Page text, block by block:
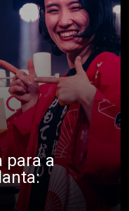
para a